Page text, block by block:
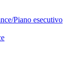
Piano esecutivo